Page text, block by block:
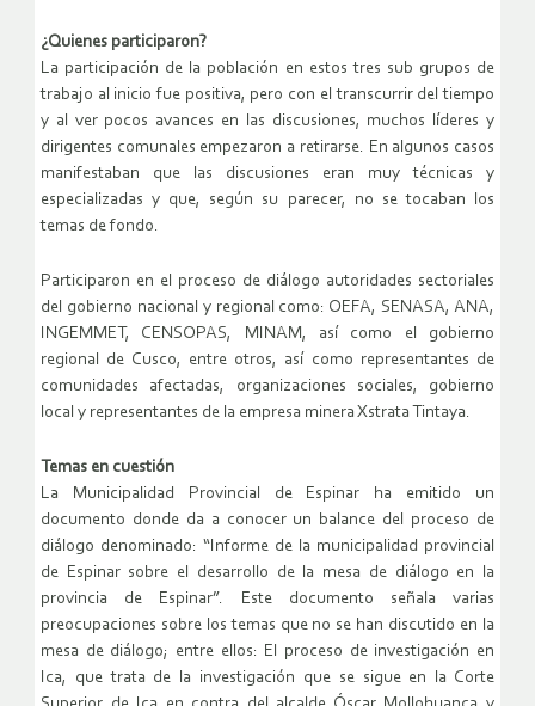
¿Quienes participaron?
La participación de la población en estos tres sub grupos de
trabajo al inicio fue positiva, pero con el transcurrir del tiempo
y al ver pocos avances en las discusiones, muchos líderes y
dirigentes comunales empezaron a retirarse. En algunos casos
manifestaban que las discusiones eran muy técnicas y
especializadas y que, según su parecer, no se tocaban los
temas de fondo.
Participaron en el proceso de diálogo autoridades sectoriales
del gobierno nacional y regional como: OEFA, SENASA, ANA,
INGEMMET, CENSOPAS, MINAM, así como el gobierno
regional de Cusco, entre otros, así como representantes de
comunidades afectadas, organizaciones sociales, gobierno
local y representantes de la empresa minera Xstrata Tintaya.
Temas en cuestión
La Municipalidad Provincial de Espinar ha emitido un
documento donde da a conocer un balance del proceso de
diálogo denominado: “Informe de la municipalidad provincial
de Espinar sobre el desarrollo de la mesa de diálogo en la
provincia de Espinar”. Este documento señala varias
preocupaciones sobre los temas que no se han discutido en la
mesa de diálogo; entre ellos: El proceso de investigación en
Ica, que trata de la investigación que se sigue en la Corte